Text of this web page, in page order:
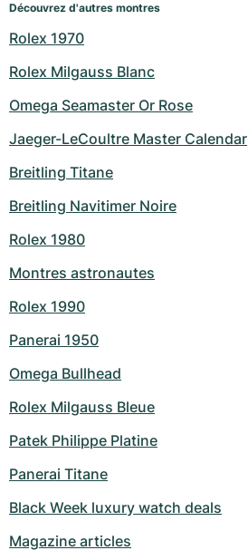
Découvrez d'autres montres
Rolex 1970
Rolex Milgauss Blanc
Omega Seamaster Or Rose
Jaeger-LeCoultre Master Calendar
Breitling Titane
Breitling Navitimer Noire
Rolex 1980
Montres astronautes
Rolex 1990
Panerai 1950
Omega Bullhead
Rolex Milgauss Bleue
Patek Philippe Platine
Panerai Titane
Black Week luxury watch deals
Magazine articles